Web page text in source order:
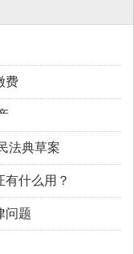
费
法典草案
什么用？
问题